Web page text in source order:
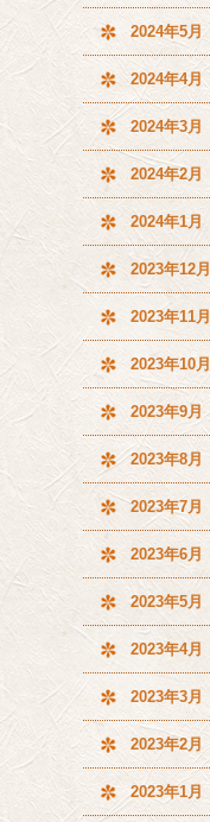
2024年5月
2024年4月
2024年3月
2024年2月
2024年1月
2023年12月
2023年11月
2023年10月
2023年9月
2023年8月
2023年7月
2023年6月
2023年5月
2023年4月
2023年3月
2023年2月
2023年1月